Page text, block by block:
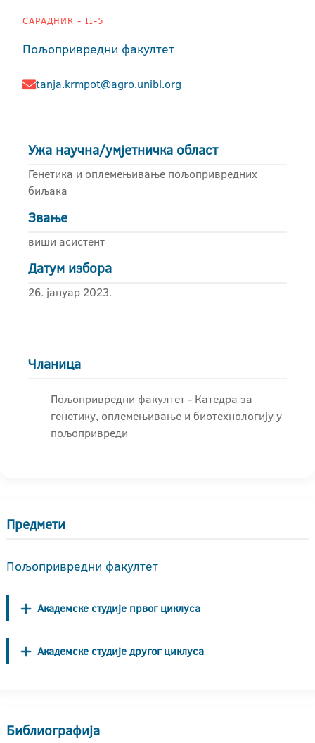
САРАДНИК - II-5
Пољопривредни факултет
tanja.krmpot@agro.unibl.org
Ужа научна/умјетничка област
Генетика и оплемењивање пољопривредних
биљака
Звање
виши асистент
Датум избора
26. јануар 2023.
Чланица
Пољопривредни факултет - Катедра за
генетику, оплемењивање и биотехнологију у
пољопривреди
Предмети
Пољопривредни факултет
Академске студије првог циклуса
Академске студије другог циклуса
Библиографија